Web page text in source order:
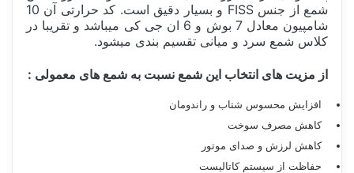
شمع از جنس FISS و بسیار دقیق است. کد حرارتی آن 10
شامپیون معادل 7 بوش و 6 ان جی کی میباشد و تقریبا در
کلاس شمع سرد و میانی تقسیم بندی میشود.
از مزیت های انتخاب این شمع نسبت به شمع های معمولی :
افزایش محسوس شتاب و راندومان
کاهش مصرف سوخت
کاهش لرزش و صدای موتور
حفاظت از سیستم کاتالیست